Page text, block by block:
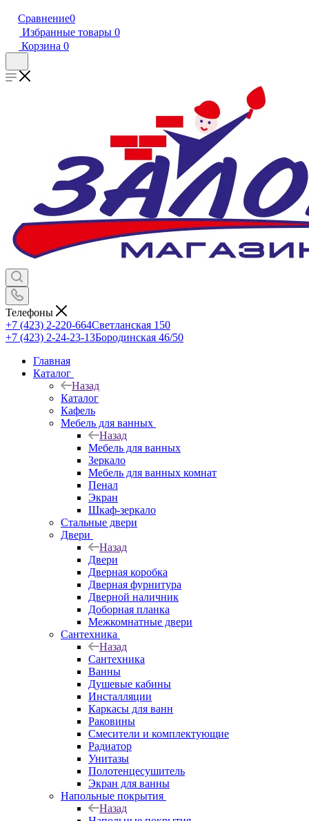
Сравнение0
Избранные товары 0
Корзина 0
Телефоны
+7 (423) 2-220-664Светланская 150
+7 (423) 2-24-23-13Бородинская 46/50
Главная
Каталог
Назад
Каталог
Кафель
Мебель для ванных
Назад
Мебель для ванных
Зеркало
Мебель для ванных комнат
Пенал
Экран
Шкаф-зеркало
Стальные двери
Двери
Назад
Двери
Дверная коробка
Дверная фурнитура
Дверной наличник
Доборная планка
Межкомнатные двери
Сантехника
Назад
Сантехника
Ванны
Душевые кабины
Инсталляции
Каркасы для ванн
Раковины
Смесители и комплектующие
Радиатор
Унитазы
Полотенцесушитель
Экран для ванны
Напольные покрытия
Назад